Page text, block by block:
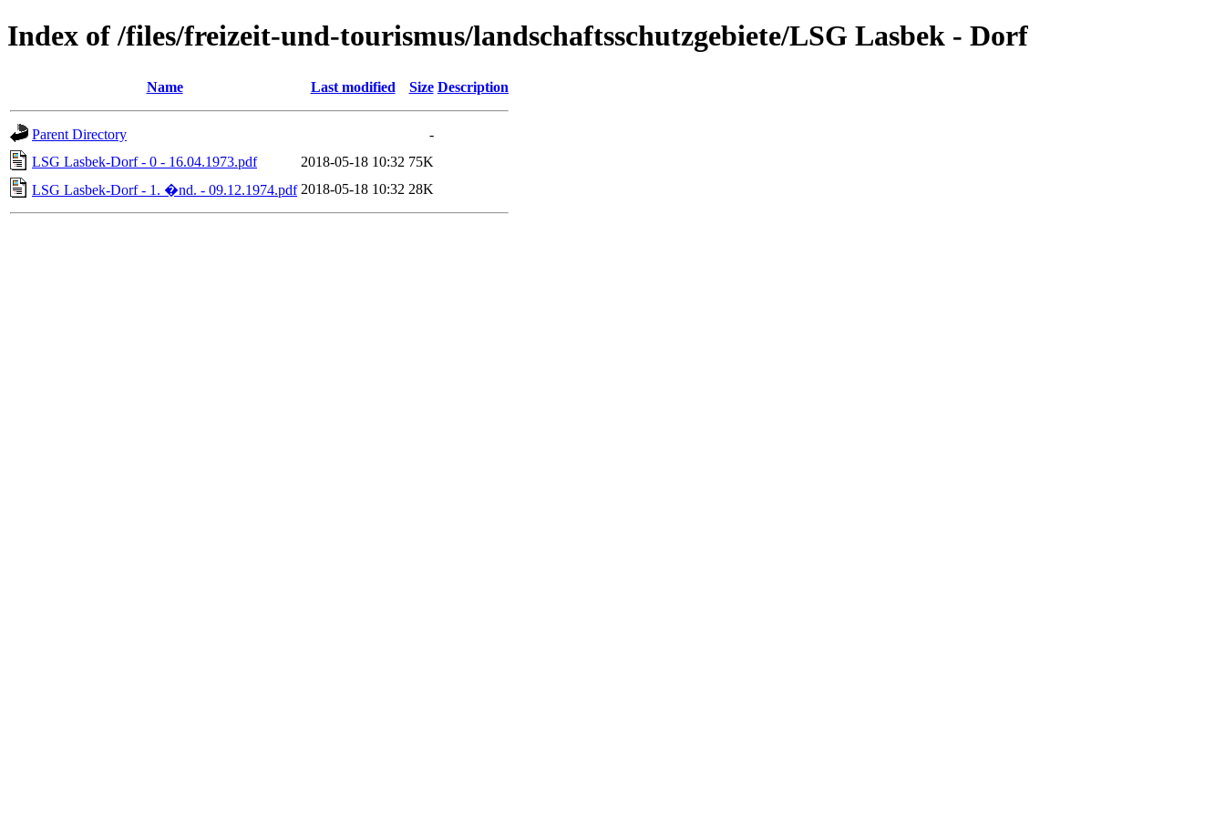
Index of /files/freizeit-und-tourismus/landschaftsschutzgebiete/LSG Lasbek - Dorf
Name Last modified Size Description
Parent Directory
-
LSG Lasbek-Dorf - 0 - 16.04.1973.pdf
2018-05-18 10:32 75K
LSG Lasbek-Dorf - 1. �nd. - 09.12.1974.pdf 2018-05-18 10:32 28K